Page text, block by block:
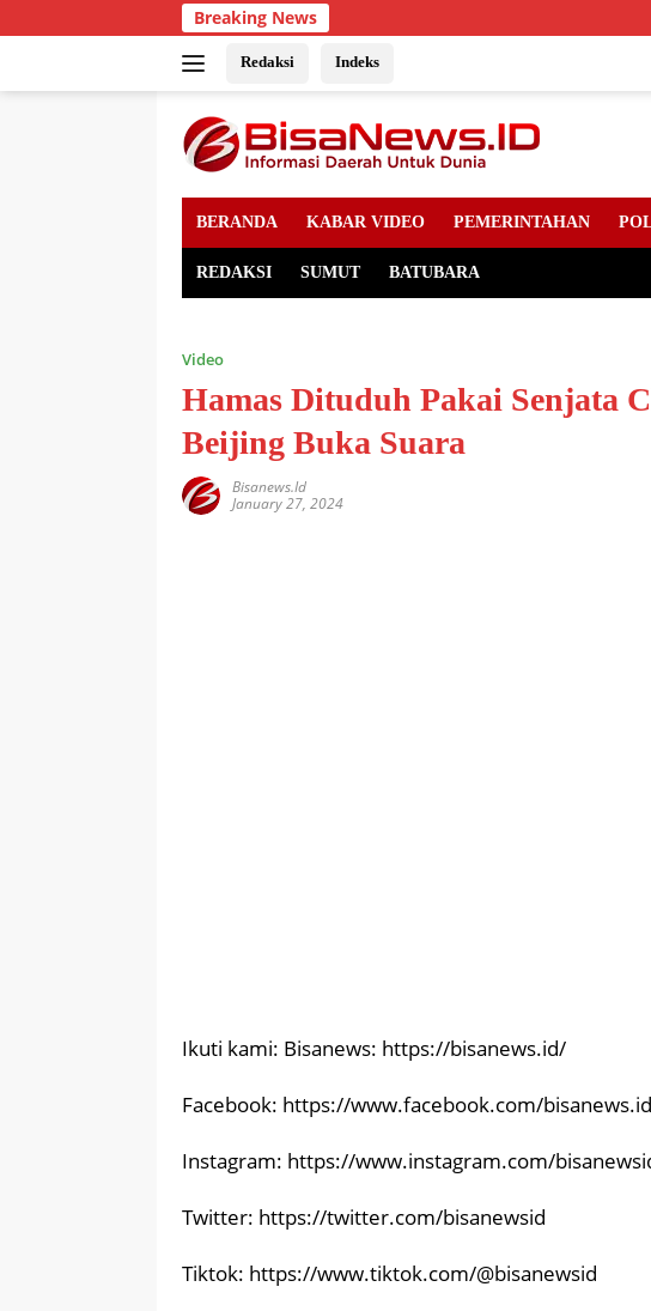
to
Breaking News
Redaksi Indeks
BERANDA KABAR VIDEO PEMERINTAHAN
REDAKSI SUMUT BATUBARA
Video
Hamas Dituduh Pakai Senjata
Beijing Buka Suara
Bisanews.id
January 27, 2024
Ikuti kami: Bisanews: https://bisanews.id/
Facebook: https://www.facebook.com/bisanews.id
Instagram: https://www.instagram.com/
Twitter: https://twitter.com/bisanewsid
Tiktok: https://www.tiktok.com/@bisanewsid